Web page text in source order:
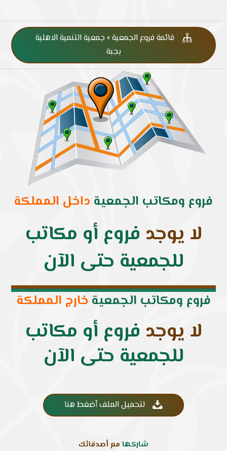

قائمة فروع الجمعية » جمعية التنمية الاهلية
بجبة
فروع ومكاتب الجمعية داخل المملكة
لا يوجد فروع أو مكاتب
للجمعية حتى الآن
فروع ومكاتب الجمعية خارج المملكة
لا يوجد فروع أو مكاتب
للجمعية حتى الآن
 لتحميل الملف أضغط هنا
شاركها مع أصدقائك